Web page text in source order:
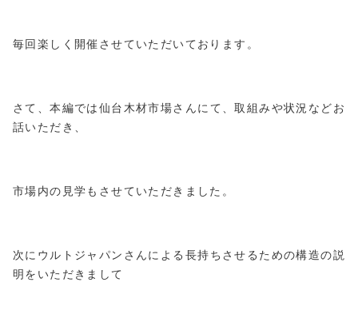
毎回楽しく開催させていただいております。
さて、本編では仙台木材市場さんにて、取組みや状況などお
話いただき、
市場内の見学もさせていただきました。
次にウルトジャパンさんによる長持ちさせるための構造の説
明をいただきまして